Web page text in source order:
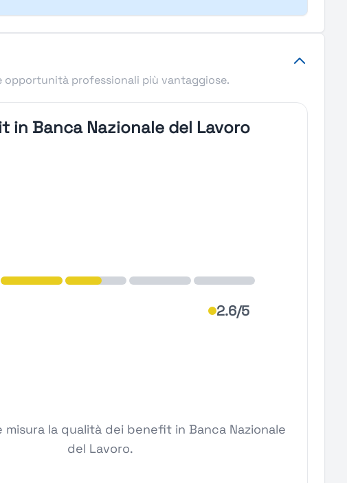
opportunità professionali più vantaggiose.
in Banca Nazionale del Lavoro
2.6/5
misura la qualità dei benefit in Banca Nazionale
del Lavoro.